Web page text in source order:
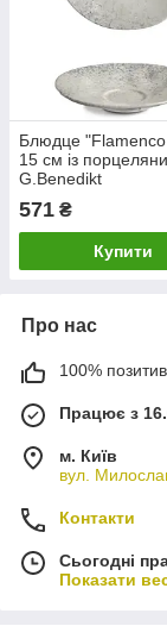
Блюдце
15 см із порцеляни
G.Benedikt
571 ₴
Купити
Про нас
100%
Працює з
м. Київ
вул.
Контакти
Сьогодні
Показати